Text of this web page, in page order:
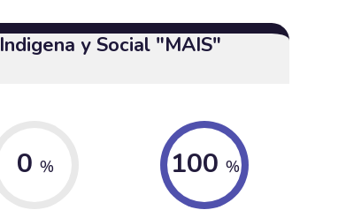
y Social "MAIS"
0 % 100 %